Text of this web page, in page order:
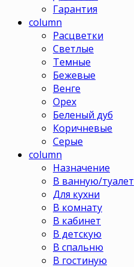
Гарантия
column
Расцветки
Светлые
Темные
Бежевые
Венге
Орех
Беленый дуб
Коричневые
Серые
column
Назначение
В ванную/туалет
Для кухни
В комнату
В кабинет
В детскую
В спальню
В гостиную